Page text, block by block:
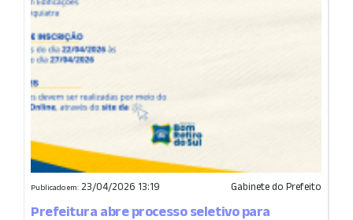
Publicado em: 23/04/2026 13:19 Gabinete do Prefeito
Prefeitura abre processo seletivo para